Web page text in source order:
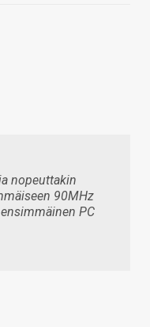
nopeuttakin
90MHz
PC